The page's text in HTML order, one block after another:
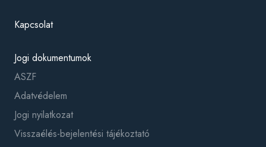
Kapcsolat
Jogi dokumentumok
ASZF
Adatvédelem
Jogi nyilatkozat
Visszaélés-bejelentési tájékoztató